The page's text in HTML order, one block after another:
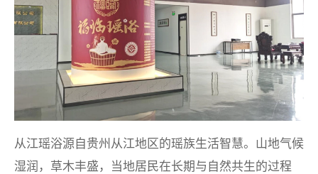
从江瑶浴源自贵州从江地区的瑶族生活智慧。山地气候
湿润，草木丰盛，当地居民在长期与自然共生的过程